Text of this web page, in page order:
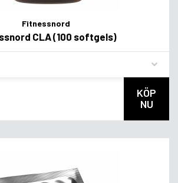
Fitnessnord
CLA (100 softgels)
KÖP
NU